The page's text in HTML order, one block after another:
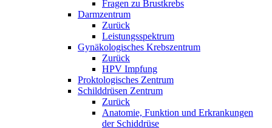
Fragen zu Brustkrebs
Darmzentrum
Zurück
Leistungsspektrum
Gynäkologisches Krebszentrum
Zurück
HPV Impfung
Proktologisches Zentrum
Schilddrüsen Zentrum
Zurück
Anatomie, Funktion und Erkrankungen
der Schiddrüse